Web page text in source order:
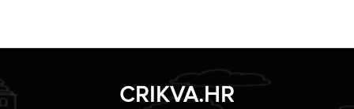
CRIKVA.HR